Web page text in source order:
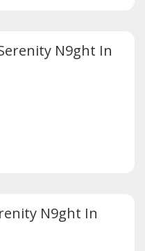
N9ght In
N9ght In